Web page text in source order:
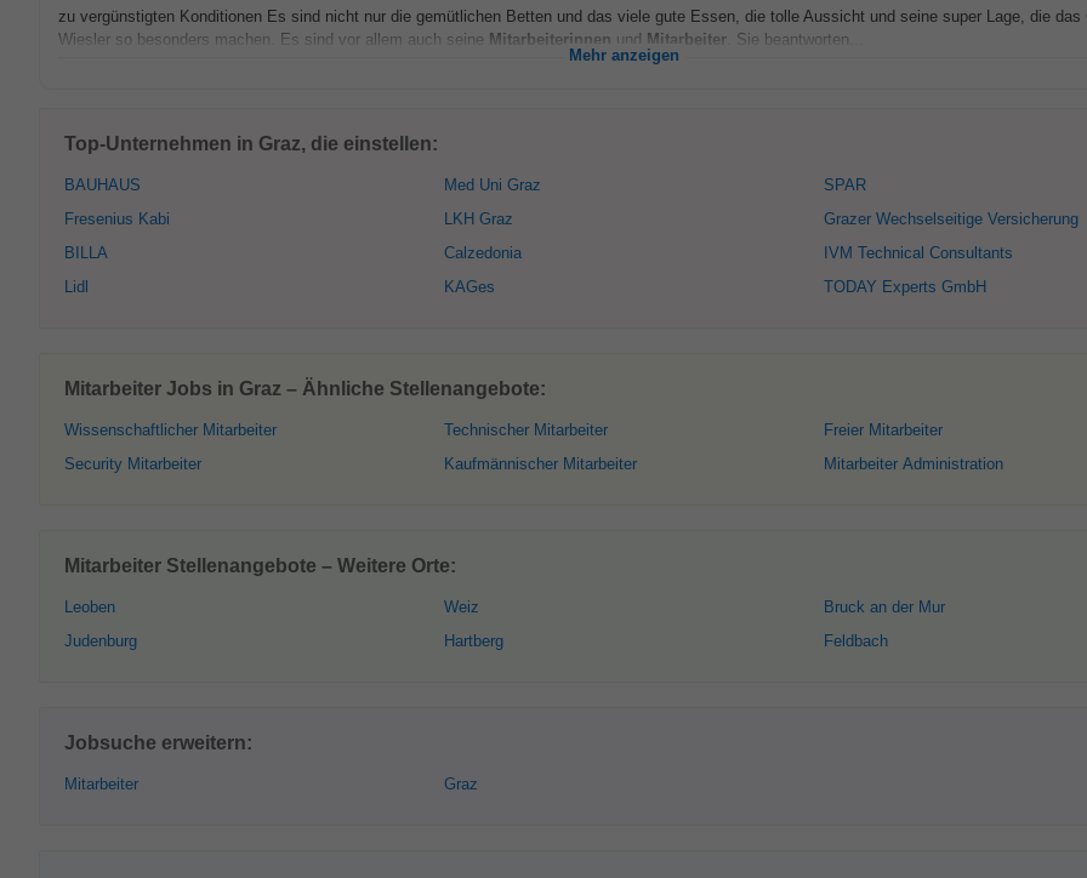
zu vergünstigten Konditionen Es sind nicht nur die gemütlichen Betten und das viele gute Essen, die tolle Aussicht und seine super Lage, die das
Wiesler so besonders machen. Es sind vor allem auch seine Mitarbeiterinnen und Mitarbeiter . Sie beantworten...
Mehr anzeigen
Top-Unternehmen in Graz, die einstellen:
BAUHAUS
Fresenius Kabi
BILLA
Lidl
Med Uni Graz
LKH Graz
Calzedonia
KAGes
SPAR
Grazer Wechselseitige Versicherung
IVM Technical Consultants
TODAY Experts GmbH
Mitarbeiter Jobs in Graz – Ähnliche Stellenangebote:
Wissenschaftlicher Mitarbeiter
Security Mitarbeiter
Technischer Mitarbeiter
Kaufmännischer Mitarbeiter
Freier Mitarbeiter
Mitarbeiter Administration
Mitarbeiter Stellenangebote – Weitere Orte:
Leoben
Judenburg
Weiz
Hartberg
Bruck an der Mur
Feldbach
Jobsuche erweitern:
Mitarbeiter Graz